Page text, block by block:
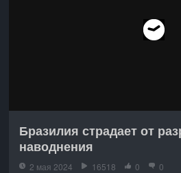
Бразилия страдает от
наводнения
2 мая 2024 16518 0 0